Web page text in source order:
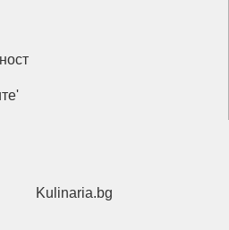
Kulinaria.bg